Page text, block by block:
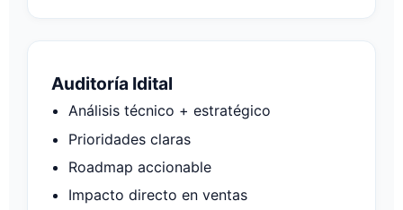
Auditoría Idital
Análisis técnico + estratégico
Prioridades claras
Roadmap accionable
Impacto directo en ventas